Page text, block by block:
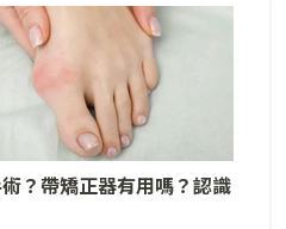
？帶矯正器有用嗎？認識